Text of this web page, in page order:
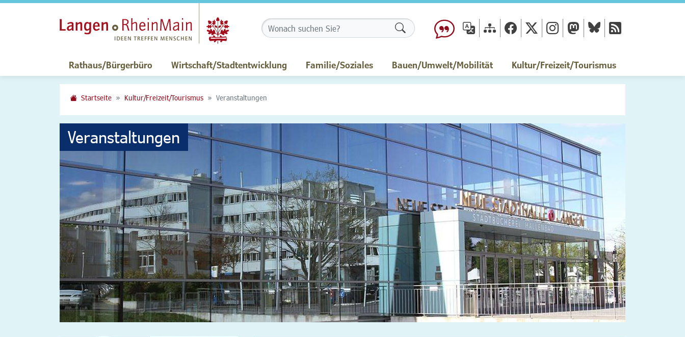
Formularschaltfläche
Rathaus/Bürgerbüro Wirtschaft/Stadtentwicklung Familie/Soziales Bauen/Umwelt/Mobilität Kultur/Freizeit/Tourismus
Startseite Kultur/Freizeit/Tourismus Veranstaltungen
Veranstaltungen